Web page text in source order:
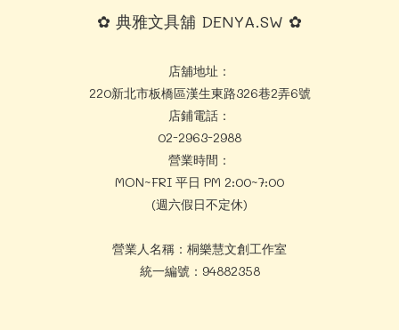
✿ 典雅文具舖 DENYA.SW ✿
店舖地址：
220新北市板橋區漢生東路326巷2弄6號
店鋪電話：
02-2963-2988
營業時間：
MON~FRI 平日 PM 2:00~7:00
(週六假日不定休)
營業人名稱：桐樂慧文創工作室
統一編號：94882358